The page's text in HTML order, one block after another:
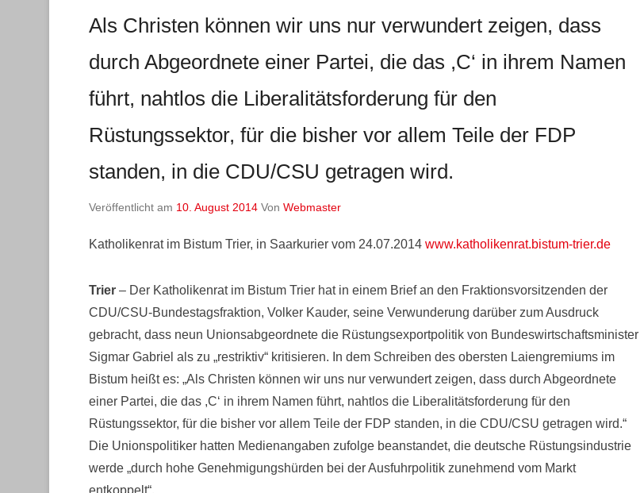
Als Christen können wir uns nur verwundert zeigen, dass
durch Abgeordnete einer Partei, die das ,C‘ in ihrem Namen
führt, nahtlos die Liberalitätsforderung für den
Rüstungssektor, für die bisher vor allem Teile der FDP
standen, in die CDU/CSU getragen wird.
Veröffentlicht am 10. August 2014 Von Webmaster
Katholikenrat im Bistum Trier, in Saarkurier vom 24.07.2014 www.katholikenrat.bistum-trier.de
Trier – Der Katholikenrat im Bistum Trier hat in einem Brief an den Fraktionsvorsitzenden der
CDU/CSU-Bundestagsfraktion, Volker Kauder, seine Verwunderung darüber zum Ausdruck
gebracht, dass neun Unionsabgeordnete die Rüstungsexportpolitik von Bundeswirtschaftsminister
Sigmar Gabriel als zu „restriktiv“ kritisieren. In dem Schreiben des obersten Laiengremiums im
Bistum heißt es: „Als Christen können wir uns nur verwundert zeigen, dass durch Abgeordnete
einer Partei, die das ,C‘ in ihrem Namen führt, nahtlos die Liberalitätsforderung für den
Rüstungssektor, für die bisher vor allem Teile der FDP standen, in die CDU/CSU getragen wird.“
Die Unionspolitiker hatten Medienangaben zufolge beanstandet, die deutsche Rüstungsindustrie
werde „durch hohe Genehmigungshürden bei der Ausfuhrpolitik zunehmend vom Markt
entkoppelt“.